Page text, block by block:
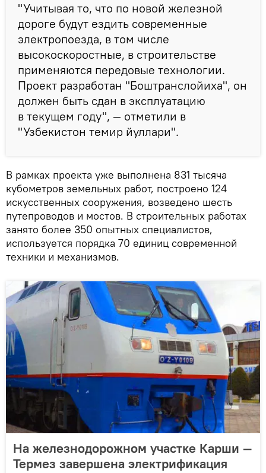
"Учитывая то, что по новой железной
дороге будут ездить современные
электропоезда, в том числе
высокоскоростные, в строительстве
применяются передовые технологии.
Проект разработан "Боштранслойиха", он
должен быть сдан в эксплуатацию
в текущем году", — отметили в
"Узбекистон темир йуллари".
В рамках проекта уже выполнена 831 тысяча
кубометров земельных работ, построено 124
искусственных сооружения, возведено шесть
путепроводов и мостов. В строительных работах
занято более 350 опытных специалистов,
используется порядка 70 единиц современной
техники и механизмов.
На железнодорожном участке Карши —
Термез завершена электрификация